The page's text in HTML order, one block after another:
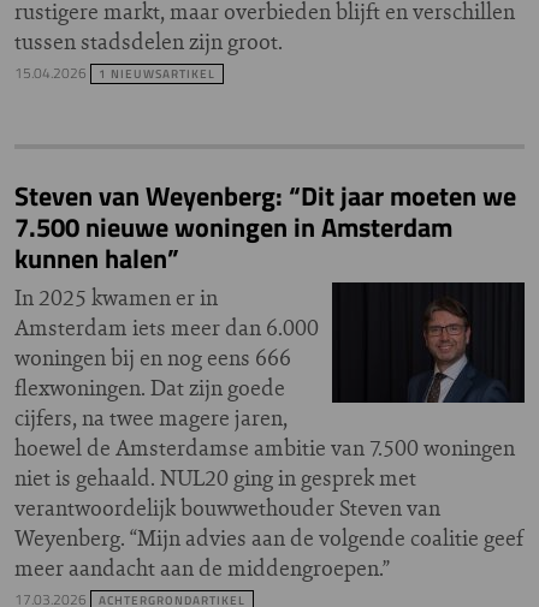
rustigere markt, maar overbieden blijft en verschillen
tussen stadsdelen zijn groot.
15.04.2026 1 NIEUWSARTIKEL
Steven van Weyenberg: “Dit jaar moeten we
7.500 nieuwe woningen in Amsterdam
kunnen halen”
In 2025 kwamen er in
Amsterdam iets meer dan 6.000
woningen bij en nog eens 666
flexwoningen. Dat zijn goede
cijfers, na twee magere jaren,
hoewel de Amsterdamse ambitie van 7.500 woningen
niet is gehaald. NUL20 ging in gesprek met
verantwoordelijk bouwwethouder Steven van
Weyenberg. “Mijn advies aan de volgende coalitie geef
meer aandacht aan de middengroepen.”
17.03.2026 ACHTERGRONDARTIKEL